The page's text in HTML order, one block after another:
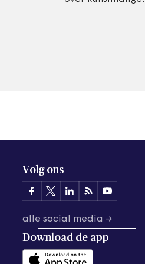
Volg ons
alle social media →
Download de app